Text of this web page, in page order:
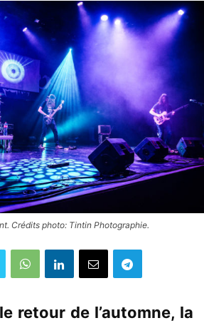
Crédits photo: Tintin Photographie.
retour de l’automne, la